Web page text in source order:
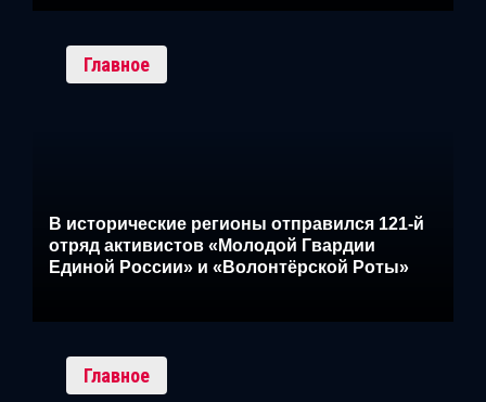
Главное
В исторические регионы отправился 121-й
отряд активистов «Молодой Гвардии
Единой России» и «Волонтёрской Роты»
Главное